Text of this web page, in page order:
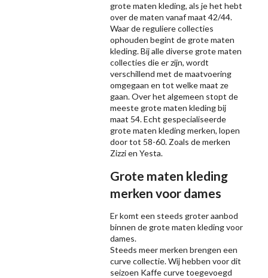
grote maten kleding, als je het hebt
over de maten vanaf maat 42/44.
Waar de reguliere collecties
ophouden begint de grote maten
kleding. Bij alle diverse grote maten
collecties die er zijn, wordt
verschillend met de maatvoering
omgegaan en tot welke maat ze
gaan. Over het algemeen stopt de
meeste grote maten kleding bij
maat 54. Echt gespecialiseerde
grote maten kleding merken, lopen
door tot 58-60. Zoals de merken
Zizzien Yesta.
Grote maten kleding
merken voor dames
Er komt een steeds groter aanbod
binnen de grote maten kleding voor
dames.
Steeds meer merken brengen een
curve collectie. Wij hebben voor dit
seizoen Kaffecurve toegevoegd